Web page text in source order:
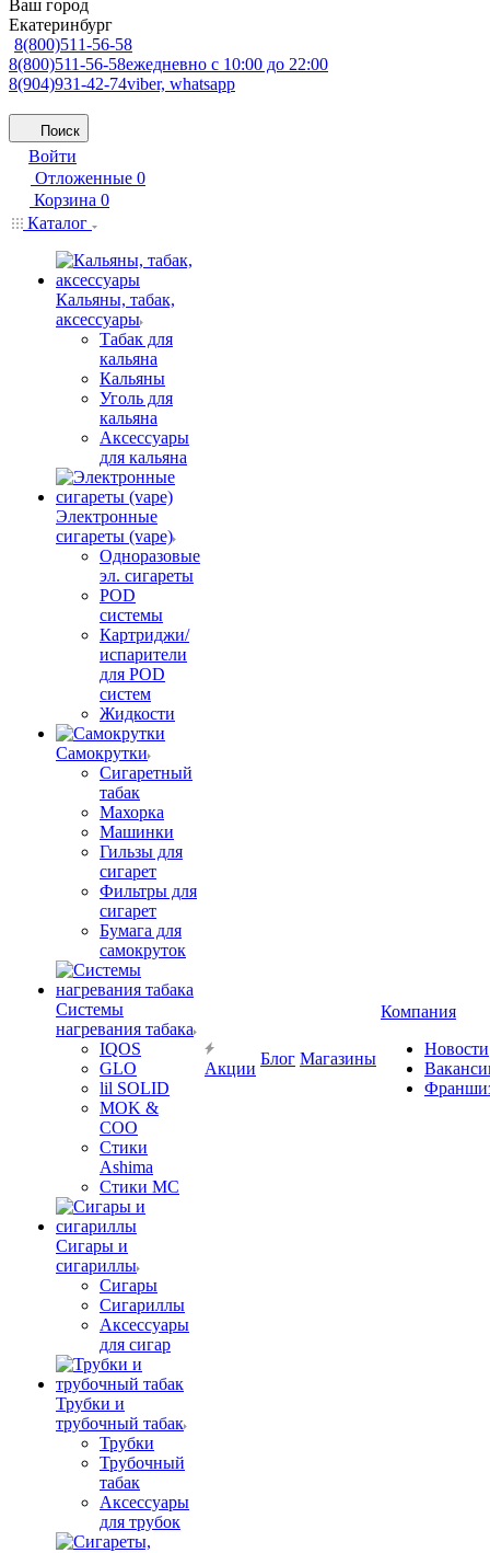
Ваш город
Екатеринбург
8(800)511-56-58
8(800)511-56-58ежедневно с 10:00 до 22:00
8(904)931-42-74viber, whatsapp
Поиск
Войти
Отложенные 0
Корзина 0
Каталог
Кальяны, табак,
аксессуары
Табак для
кальяна
Кальяны
Уголь для
кальяна
Аксессуары
для кальяна
Электронные
сигареты (vape)
Одноразовые
эл. сигареты
POD
системы
Картриджи/
испарители
для POD
систем
Жидкости
Самокрутки
Сигаретный
табак
Махорка
Машинки
Гильзы для
сигарет
Фильтры для
сигарет
Бумага для
самокруток
Системы
нагревания табака
IQOS
GLO
lil SOLID
MOK &
COO
Стики
Ashima
Стики MC
Сигары и
сигариллы
Сигары
Сигариллы
Аксессуары
для сигар
Трубки и
трубочный табак
Трубки
Трубочный
табак
Аксессуары
для трубок
Акции
Блог Магазины
Компания
Новости